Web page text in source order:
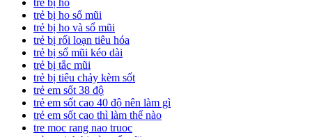
trẻ bị ho sổ mũi
trẻ bị ho và sổ mũi
trẻ bị rối loạn tiêu hóa
trẻ bị sổ mũi kéo dài
trẻ bị tắc mũi
trẻ bị tiêu chảy kèm sốt
trẻ em sốt 38 độ
trẻ em sốt cao 40 độ nên làm gì
trẻ em sốt cao thì làm thế nào
tre moc rang nao truoc